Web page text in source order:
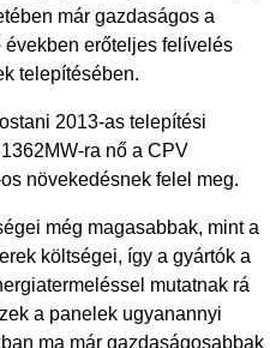
már gazdaságos a
években erőteljes felívelés
telepítésében.
2013-as telepítési
ra nő a CPV
növekedésnek felel meg.
még magasabbak, mint a
költségei, így a gyártók a
mutatnak rá
a panelek ugyanannyi
ma már gazdaságosabbak